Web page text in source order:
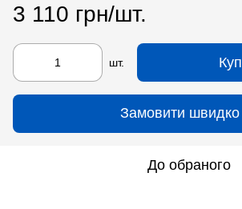
3 110 грн/шт.
шт.
Замовити швидко
До обраного